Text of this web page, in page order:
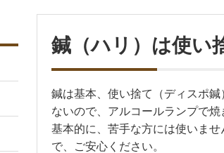
鍼（ハリ）は使い
鍼は基本、使い捨て（ディスポ
ないので、アルコールランプで焼
基本的に、苦手な方には使いま
で、ご安心ください。